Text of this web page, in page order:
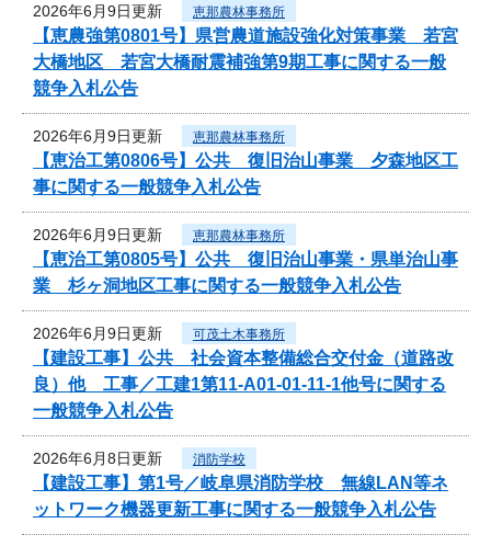
2026年6月9日更新 恵那農林事務所
【恵農強第0801号】県営農道施設強化対策事業 若宮
大橋地区 若宮大橋耐震補強第9期工事に関する一般
競争入札公告
2026年6月9日更新 恵那農林事務所
【恵治工第0806号】公共 復旧治山事業 夕森地区工
事に関する一般競争入札公告
2026年6月9日更新 恵那農林事務所
【恵治工第0805号】公共 復旧治山事業・県単治山事
業 杉ヶ洞地区工事に関する一般競争入札公告
2026年6月9日更新 可茂土木事務所
【建設工事】公共 社会資本整備総合交付金（道路改
良）他 工事／工建1第11-A01-01-11-1他号に関する
一般競争入札公告
2026年6月8日更新 消防学校
【建設工事】第1号／岐阜県消防学校 無線LAN等ネ
ットワーク機器更新工事に関する一般競争入札公告